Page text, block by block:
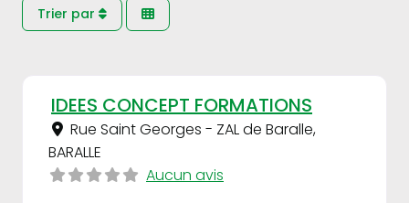
Trier par
IDEES CONCEPT FORMATIONS
Rue Saint Georges - ZAL de Baralle,
BARALLE
Aucun avis